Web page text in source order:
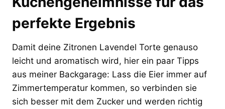
perfekte Ergebnis
Damit deine Zitronen Lavendel Torte genauso
leicht und aromatisch wird, hier ein paar Tipps
aus meiner Backgarage: Lass die Eier immer auf
Zimmertemperatur kommen, so verbinden sie
sich besser mit dem Zucker und werden richtig